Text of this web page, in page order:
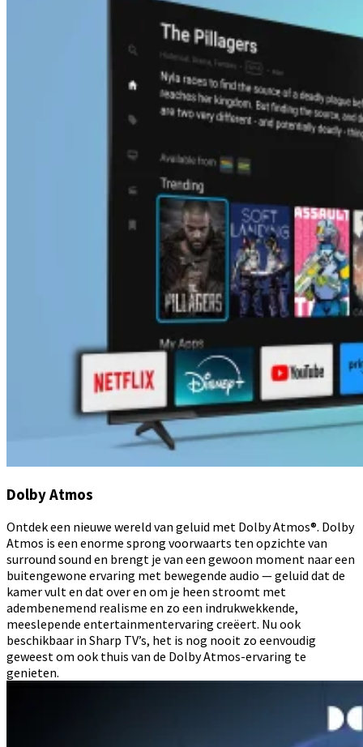
Dolby Atmos
Ontdek een nieuwe wereld van geluid met Dolby Atmos®. Dolby
Atmos is een enorme sprong voorwaarts ten opzichte van
surround sound en brengt je van een gewoon moment naar een
buitengewone ervaring met bewegende audio — geluid dat de
kamer vult en dat over en om je heen stroomt met
adembenemend realisme en zo een indrukwekkende,
meeslepende entertainmentervaring creëert. Nu ook
beschikbaar in Sharp TV’s, het is nog nooit zo eenvoudig
geweest om ook thuis van de Dolby Atmos-ervaring te
genieten.